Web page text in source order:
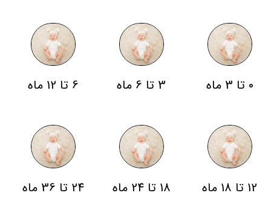
0 تا 3 ماه 3 تا 6 ماه 6 تا 12 ماه
12 تا 18 ماه 18 تا 24 ماه 24 تا 36 ماه